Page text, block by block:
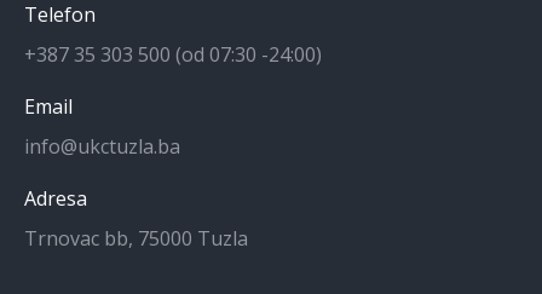
Telefon
+387 35 303 500 (od 07:30 -24:00)
Email
info@ukctuzla.ba
Adresa
Trnovac bb, 75000 Tuzla